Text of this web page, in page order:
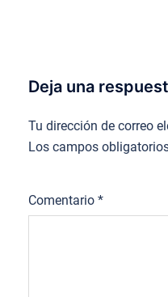
Deja una
Tu dirección de correo
Los campos
Comentario *